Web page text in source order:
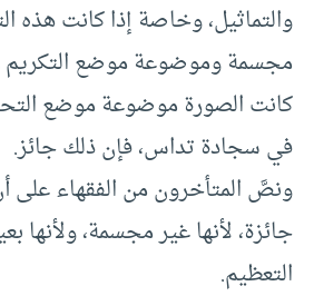
والتماثيل، وخاصة إذا كانت هذه
مجسمة وموضوعة موضع التكريم
كانت الصورة موضوعة موضع
في سجادة تداس، فإن ذلك جائز.
ونصَّ المتأخرون من الفقهاء على
جائزة، لأنها غير مجسمة، ولأنها
التعظيم.